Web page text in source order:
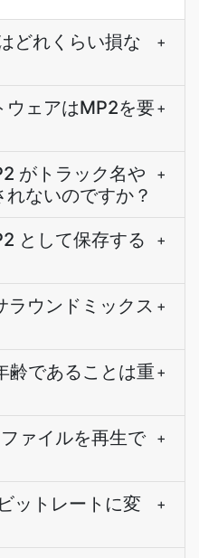
どれくらい損な
+
ウェアはMP2を要+
がトラック名や
ないのですか？
+
として保存する
+
ラウンドミックス +
齢であることは重 +
ァイルを再生で
+
ットレートに変
+